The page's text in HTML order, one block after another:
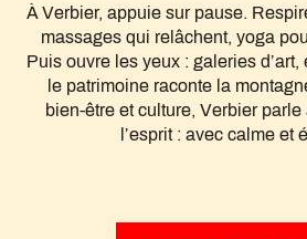
À Verbier, appuie sur pause.
massages qui relâchent, yoga
Puis ouvre les yeux : galeries
le patrimoine raconte la
bien-être et culture, Verbier
l’esprit : avec calme et